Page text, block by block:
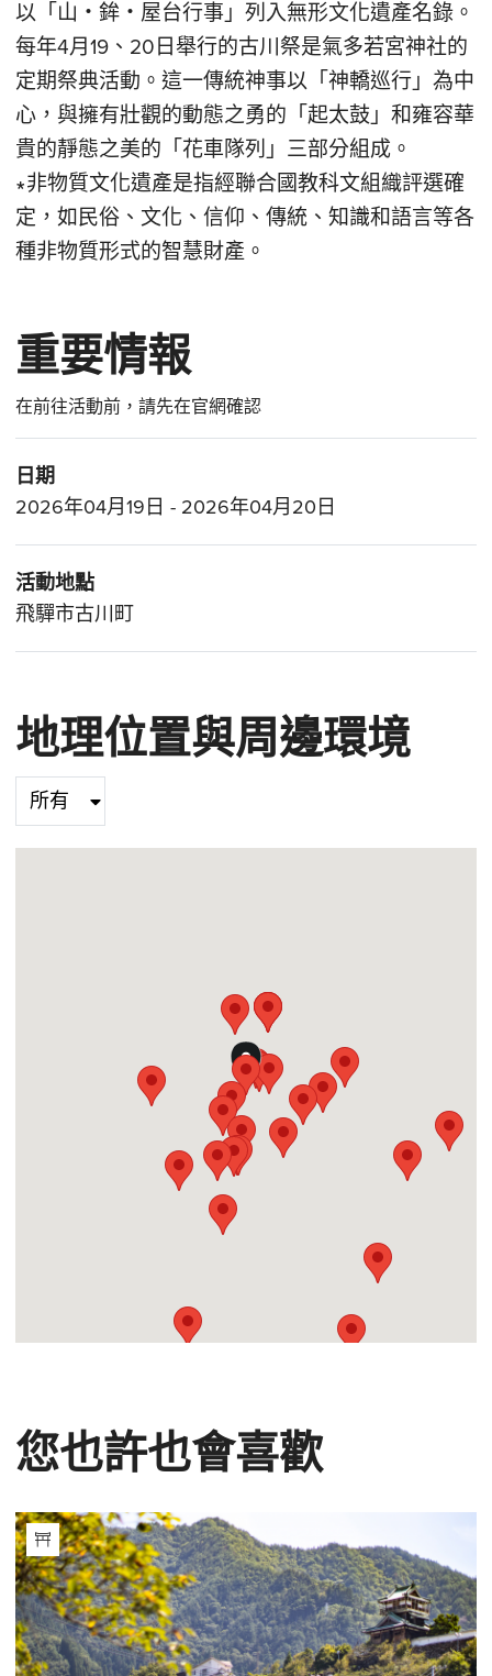
以「山・鉾・屋台行事」列入無形文化遺產名錄。
每年4月19、20日舉行的古川祭是氣多若宮神社的
定期祭典活動。這一傳統神事以「神轎巡行」為中
心，與擁有壯觀的動態之勇的「起太鼓」和雍容華
貴的靜態之美的「花車隊列」三部分組成。
∗非物質文化遺產是指經聯合國教科文組織評選確
定，如民俗、文化、信仰、傳統、知識和語言等各
種非物質形式的智慧財產。
重要情報
在前往活動前，請先在官網確認
日期
2026年04月19日 - 2026年04月20日
活動地點
飛驒市古川町
地理位置與周邊環境
Select category
您也許也會喜歡